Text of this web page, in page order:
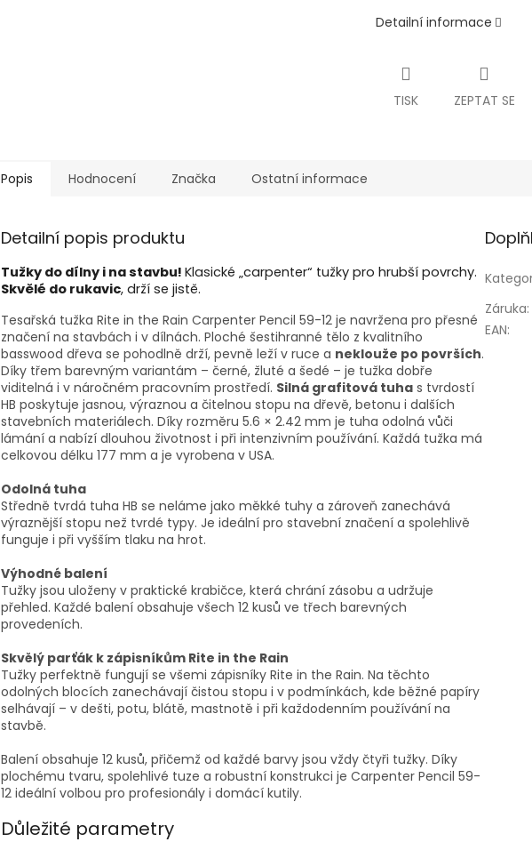
Detailní informace
TISK ZEPTAT SE
Popis Hodnocení Značka Ostatní informace
Detailní popis produktu
Tužky do dílny i na stavbu! Klasické „carpenter“ tužky pro hrubší povrchy.
Skvělé do rukavic, drží se jistě.
Tesařská tužka Rite in the Rain Carpenter Pencil 59-12 je navržena pro přesné
značení na stavbách i v dílnách. Ploché šestihranné tělo z kvalitního
basswood dřeva se pohodlně drží, pevně leží v ruce a neklouže po površích.
Díky třem barevným variantám – černé, žluté a šedé – je tužka dobře
viditelná i v náročném pracovním prostředí. Silná grafitová tuha s tvrdostí
HB poskytuje jasnou, výraznou a čitelnou stopu na dřevě, betonu i dalších
stavebních materiálech. Díky rozměru 5.6 × 2.42 mm je tuha odolná vůči
lámání a nabízí dlouhou životnost i při intenzivním používání. Každá tužka má
celkovou délku 177 mm a je vyrobena v USA.
Odolná tuha
Středně tvrdá tuha HB se neláme jako měkké tuhy a zároveň zanechává
výraznější stopu než tvrdé typy. Je ideální pro stavební značení a spolehlivě
funguje i při vyšším tlaku na hrot.
Výhodné balení
Tužky jsou uloženy v praktické krabičce, která chrání zásobu a udržuje
přehled. Každé balení obsahuje všech 12 kusů ve třech barevných
provedeních.
Skvělý parťák k zápisníkům Rite in the Rain
Tužky perfektně fungují se všemi zápisníky Rite in the Rain. Na těchto
odolných blocích zanechávají čistou stopu i v podmínkách, kde běžné papíry
selhávají – v dešti, potu, blátě, mastnotě i při každodenním používání na
stavbě.
Balení obsahuje 12 kusů, přičemž od každé barvy jsou vždy čtyři tužky. Díky
plochému tvaru, spolehlivé tuze a robustní konstrukci je Carpenter Pencil 59-
12 ideální volbou pro profesionály i domácí kutily.
Důležité parametry
Záruka:
EAN: